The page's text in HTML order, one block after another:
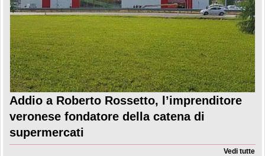
Addio a Roberto Rossetto, l’imprenditore
veronese fondatore della catena di
supermercati
Vedi tutte